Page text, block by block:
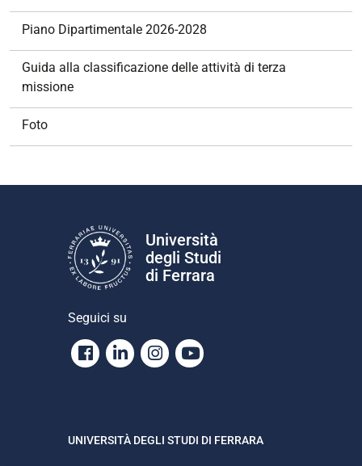
Piano Dipartimentale 2026-2028
Guida alla classificazione delle attività di terza
missione
Foto
Università
degli Studi
di Ferrara
Seguici su
Facebook
LinkedinInstagram
Youtube
UNIVERSITÀ DEGLI STUDI DI FERRARA